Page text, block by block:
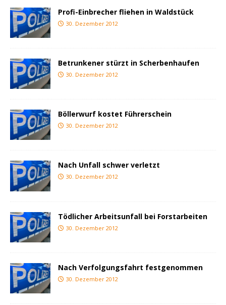
Profi-Einbrecher fliehen in Waldstück
30. Dezember 2012
Betrunkener stürzt in Scherbenhaufen
30. Dezember 2012
Böllerwurf kostet Führerschein
30. Dezember 2012
Nach Unfall schwer verletzt
30. Dezember 2012
Tödlicher Arbeitsunfall bei Forstarbeiten
30. Dezember 2012
Nach Verfolgungsfahrt festgenommen
30. Dezember 2012